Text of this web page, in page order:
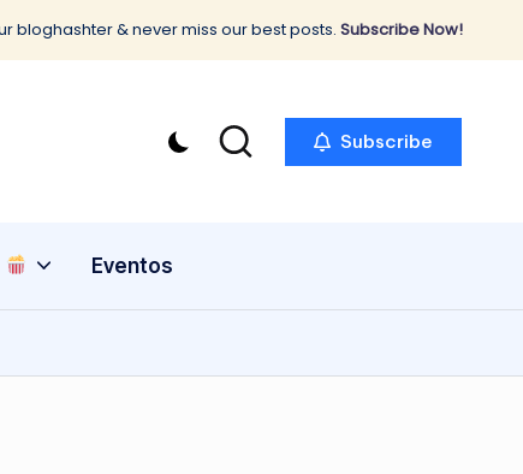
bloghashter & never miss our best posts. Subscribe Now!
Subscribe
Eventos